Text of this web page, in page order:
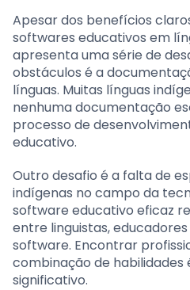
Apesar dos benefícios
softwares educativos em
apresenta uma série de
obstáculos é a
línguas. Muitas línguas
nenhuma documentação
processo de
educativo.
Outro desafio é a falta de
indígenas no campo da
software educativo eficaz
entre linguistas,
software. Encontrar
combinação de habilidades
significativo.